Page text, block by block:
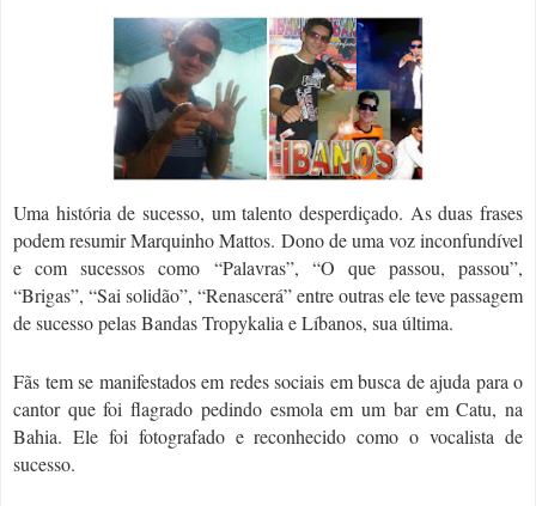
Uma história de sucesso, um talento desperdiçado. As duas frases
podem resumir Marquinho Mattos. Dono de uma voz inconfundível
e com sucessos como “Palavras”, “O que passou, passou”,
“Brigas”, “Sai solidão”, “Renascerá” entre outras ele teve passagem
de sucesso pelas Bandas Tropykalia e Líbanos, sua última.
Fãs tem se manifestados em redes sociais em busca de ajuda para o
cantor que foi flagrado pedindo esmola em um bar em Catu, na
Bahia. Ele foi fotografado e reconhecido como o vocalista de
sucesso.